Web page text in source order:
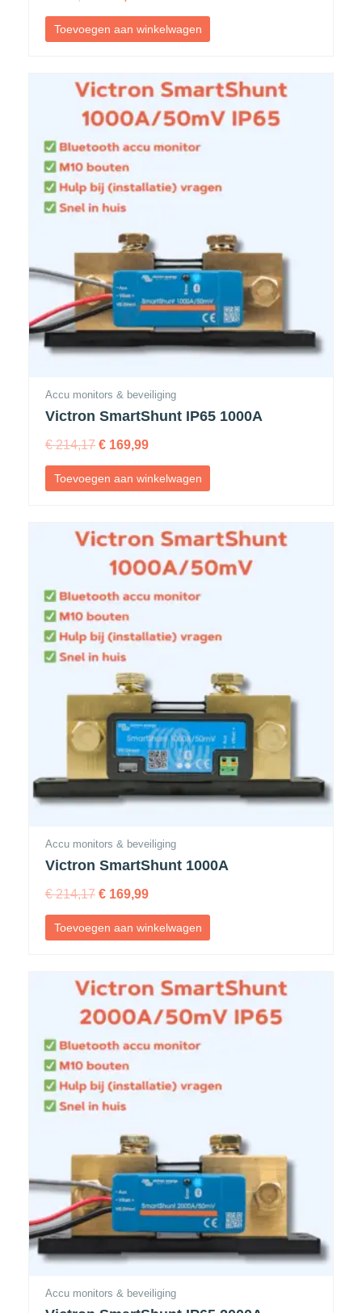
Toevoegen aan winkelwagen
Accu monitors & beveiliging
Victron SmartShunt IP65 1000A
€214,17 € 169,99
Toevoegen aan winkelwagen
Accu monitors & beveiliging
Victron SmartShunt 1000A
€214,17 € 169,99
Toevoegen aan winkelwagen
Accu monitors & beveiliging